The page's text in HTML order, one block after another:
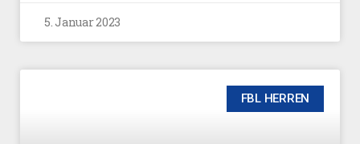
5. Januar 2023
FBL HERREN